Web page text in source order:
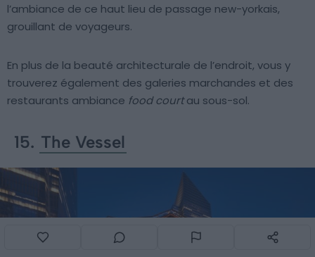
l’ambiance de ce haut lieu de passage new-yorkais,
grouillant de voyageurs.
En plus de la beauté architecturale de l’endroit, vous y
trouverez également des galeries marchandes et des
restaurants ambiance food courtau sous-sol.
15. The Vessel